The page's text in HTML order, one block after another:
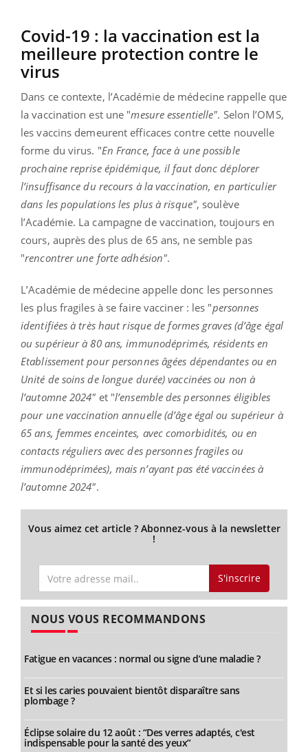
Covid-19 : la vaccination est la
meilleure protection contre le
virus
Dans ce contexte, l’Académie de médecine rappelle que
la vaccination est une "mesure essentielle". Selon l’OMS,
les vaccins demeurent efficaces contre cette nouvelle
forme du virus. "En France, face à une possible
prochaine reprise épidémique, il faut donc déplorer
l’insuffisance du recours à la vaccination, en particulier
dans les populations les plus à risque", soulève
l’Académie. La campagne de vaccination, toujours en
cours, auprès des plus de 65 ans, ne semble pas
"rencontrer une forte adhésion".
L’Académie de médecine appelle donc les personnes
les plus fragiles à se faire vacciner : les "personnes
identifiées à très haut risque de formes graves (d’âge égal
ou supérieur à 80 ans, immunodéprimés, résidents en
Etablissement pour personnes âgées dépendantes ou en
Unité de soins de longue durée) vaccinées ou non à
l’automne 2024" et "l’ensemble des personnes éligibles
pour une vaccination annuelle (d’âge égal ou supérieur à
65 ans, femmes enceintes, avec comorbidités, ou en
contacts réguliers avec des personnes fragiles ou
immunodéprimées), mais n’ayant pas été vaccinées à
l’automne 2024".
Vous aimez cet article ? Abonnez-vous à la newsletter
!
S'inscrire
NOUS VOUS RECOMMANDONS
Fatigue en vacances : normal ou signe d’une maladie ?
Et si les caries pouvaient bientôt disparaître sans
plombage ?
Éclipse solaire du 12 août : “Des verres adaptés, c'est
indispensable pour la santé des yeux”